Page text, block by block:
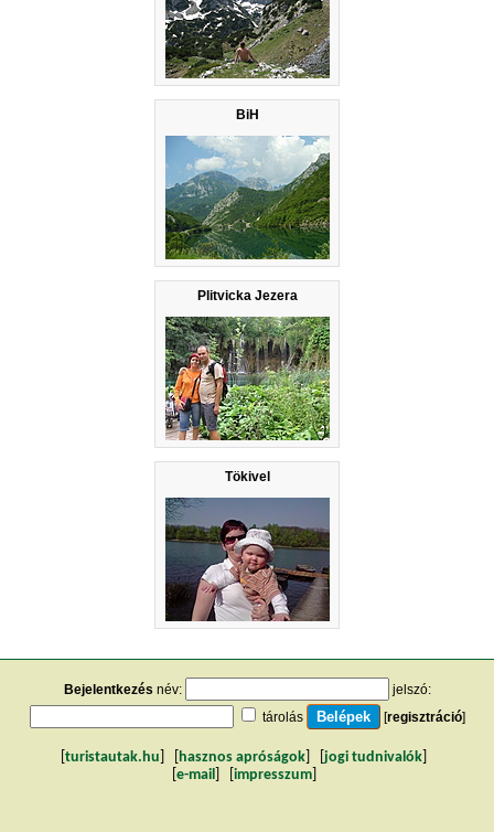
BiH
Plitvicka Jezera
Tökivel
Bejelentkezés név:
jelszó:
tárolás
[regisztráció]
turistautak.hu hasznos apróságok jogi tudnivalók
e-mail impresszum]